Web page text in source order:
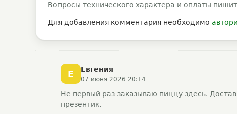
Вопросы технического характера и оплаты
Для добавления комментария необходимо
Е Евгения
07 июня 2026 20:14
Не первый раз заказываю пиццу здесь.
презентик.